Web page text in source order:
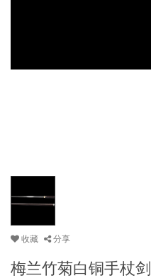
收藏 分享
梅兰竹菊白铜手杖剑